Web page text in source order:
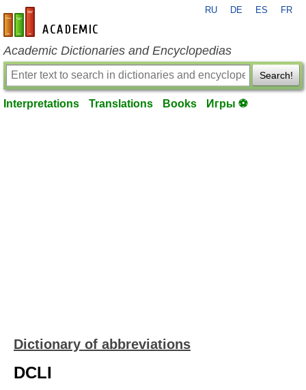
en-academic.com
RU DE ES FR
Academic Dictionaries and Encyclopedias
Search!
Interpretations Translations Books Игры ⚽
Dictionary of abbreviations
DCLI